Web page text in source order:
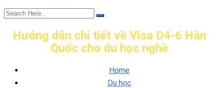
Hướng dẫn chi tiết về Visa D4-6 Hàn
Quốc cho du học nghề
Home
Du học